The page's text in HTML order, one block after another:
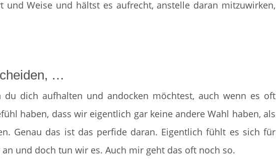
und Weise und hältst es aufrecht, anstelle daran mitzuwirken,
…
du dich aufhalten und andocken möchtest, auch wenn es oft
haben, dass wir eigentlich gar keine andere Wahl haben, als
Genau das ist das perfide daran. Eigentlich fühlt es sich für
und doch tun wir es. Auch mir geht das oft noch so.